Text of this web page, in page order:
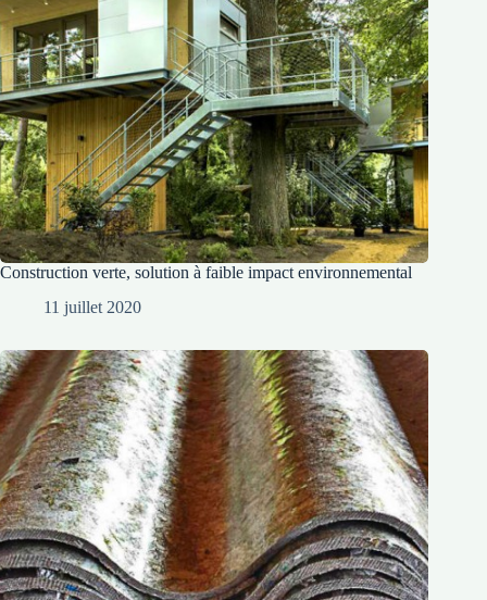
Construction verte, solution à faible impact environnemental
11 juillet 2020